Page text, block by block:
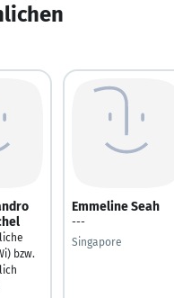
bzw.
Emmeline Seah
---
Singapore